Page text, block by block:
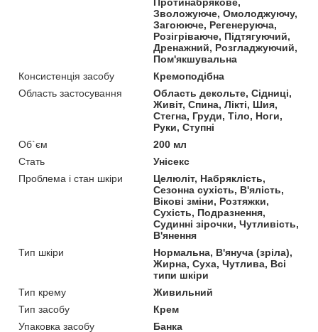
Зволожуюче, Омолоджуючу,
Загоююче, Регенеруюча,
Розігріваюче, Підтягуючий,
Дренажний, Розгладжуючий,
Пом'якшувальна
Консистенція засобу
Кремоподібна
Область застосування
Область декольте, Сідниці,
Живіт, Спина, Лікті, Шия,
Стегна, Груди, Тіло, Ноги,
Руки, Ступні
Об`єм
200 мл
Стать
Унісекс
Проблема і стан шкіри
Целюліт, Набряклість,
Сезонна сухість, В'ялість,
Вікові зміни, Розтяжки,
Сухість, Подразнення,
Судинні зірочки, Чутливість,
В'янення
Тип шкіри
Нормальна, В'януча (зріла),
Жирна, Суха, Чутлива, Всі
типи шкіри
Тип крему
Живильний
Тип засобу
Крем
Упаковка засобу
Банка